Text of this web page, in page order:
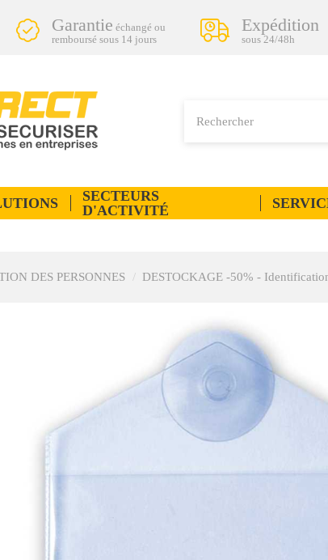
Garantie échangé ou
remboursé sous 14 jours
Expédition
sous 24/48h
SECTEURS
D'ACTIVITÉ
DES PERSONNES DESTOCKAGE -50% -